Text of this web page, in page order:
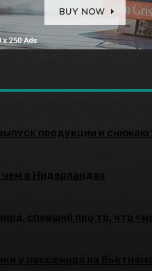
продукции и
в Нидерландах
спевший про то, что